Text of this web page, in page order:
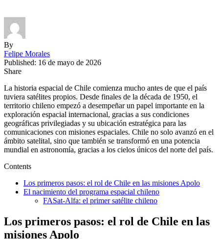
By
Felipe Morales
Published: 16 de mayo de 2026
Share
La historia espacial de Chile comienza mucho antes de que el país
tuviera satélites propios. Desde finales de la década de 1950, el
territorio chileno empezó a desempeñar un papel importante en la
exploración espacial internacional, gracias a sus condiciones
geográficas privilegiadas y su ubicación estratégica para las
comunicaciones con misiones espaciales. Chile no solo avanzó en el
ámbito satelital, sino que también se transformó en una potencia
mundial en astronomía, gracias a los cielos únicos del norte del país.
Contents
Los primeros pasos: el rol de Chile en las misiones Apolo
El nacimiento del programa espacial chileno
FASat-Alfa: el primer satélite chileno
Los primeros pasos: el rol de Chile en las
misiones Apolo